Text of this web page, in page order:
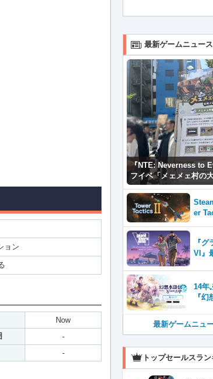
ョン
Now
-
-
最新ゲームニュース
『NTE: Neverness to
フイベ「メェメェ村の
ポ！ミニゲームやコス
だくさん！
er
『
VI』
14年
『
最新ゲームニュ
トップセールスラ